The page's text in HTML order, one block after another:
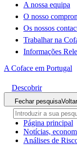
A nossa equipa
O nosso
Os nossos
Trabalhar na
Informações
A Coface em Portugal
Descobrir
Fechar pesquisa
Página principal
Notícias,
Análises de